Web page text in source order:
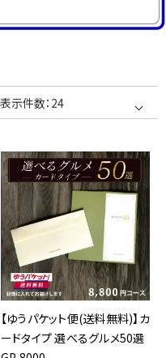
【ゆうパケット便(送料無料)】カ
ードタイプ 選べるグルメ50選